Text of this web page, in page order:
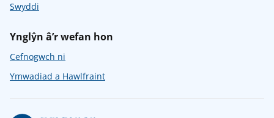
Swyddi
Ynglŷn â’r wefan hon
Cefnogwch ni
Ymwadiad a Hawlfraint